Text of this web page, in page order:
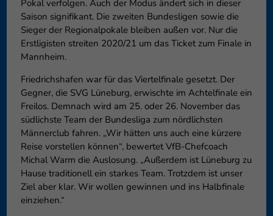
Pokal verfolgen. Auch der Modus ändert sich in dieser
Saison signifikant. Die zweiten Bundesligen sowie die
Sieger der Regionalpokale bleiben außen vor. Nur die
Erstligisten streiten 2020/21 um das Ticket zum Finale in
Mannheim.
Friedrichshafen war für das Viertelfinale gesetzt. Der
Gegner, die SVG Lüneburg, erwischte im Achtelfinale ein
Freilos. Demnach wird am 25. oder 26. November das
südlichste Team der Bundesliga zum nördlichsten
Männerclub fahren. „Wir hätten uns auch eine kürzere
Reise vorstellen können“, bewertet VfB-Chefcoach
Michal Warm die Auslosung. „Außerdem ist Lüneburg zu
Hause traditionell ein starkes Team. Trotzdem ist unser
Ziel aber klar. Wir wollen gewinnen und ins Halbfinale
einziehen.“
Datenschutzeinstellungen
Essenziell (1)
Funktion der Website
Externe Medien (6)
Inhalte von
blockiert. Wenn Cookies von
diese Inhalte keiner